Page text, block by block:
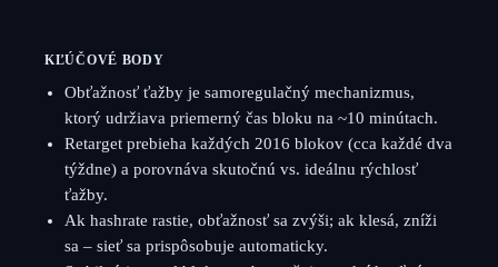
KĽÚČOVÉ BODY
Obťažnosť ťažby je samoregulačný mechanizmus,
ktorý udržiava priemerný čas bloku na ~10 minútach.
Retarget prebieha každých 2016 blokov (cca každé dva
týždne) a porovnáva skutočnú vs. ideálnu rýchlosť
ťažby.
Ak hashrate rastie, obťažnosť sa zvýši; ak klesá, zníži
sa – sieť sa prispôsobuje automaticky.